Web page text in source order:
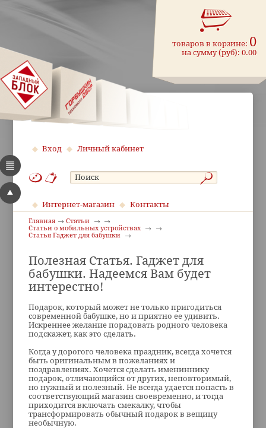
товаров в корзине: 0
на сумму (руб):0.00
Вход Личный кабинет
Интернет-магазин Контакты
Главная
Статьи
Статьи о мобильных устройствах
Статья Гаджет для бабушки
Полезная Статья. Гаджет для
бабушки. Надеемся Вам будет
интерестно!
Подарок, который может не только пригодиться
современной бабушке, но и приятно ее удивить.
Искреннее желание порадовать родного человека
подскажет, как это сделать.
Когда у дорогого человека праздник, всегда хочется
быть оригинальным в пожеланиях и
поздравлениях. Хочется сделать имениннику
подарок, отличающийся от других, неповторимый,
но нужный и полезный. Не всегда удается попасть в
соответствующий магазин своевременно, и тогда
приходится включать смекалку, чтобы
трансформировать обычный подарок в вещицу
необычную.